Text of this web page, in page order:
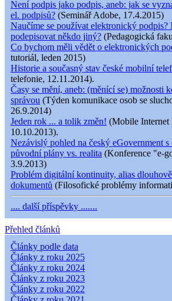
Není podpis jako podpis, aneb: jak se
el. podpisů? (Seminář Adobe, 17.4.2015)
Naučíme se používat elektronický podpis?
podepisovat někdo jiný? (Pedagogická
Co bychom měli vědět o elektronických
tutoriál, leden 2015)
Historie a současný stav české mobilní
telefonie, 12.11.2014).
Časy se mění, aneb: (měnící se) možnosti
správou (Týden komunikace osob se
26.9.2014)
Jeden rok ... a tolik změn! (Mobile Internet
10.10.2013).
Nezávislý pohled na český eGovernment s
původní plány vs. realita (Konference "e-
3.9.2013)
Problém digitální kontinuity, alias
dokumentů (Filosofické problémy
.... další příspěvky .......
Přehled článků
Články podle data
Články z roku 2025
Články z roku 2024
Články z roku 2023
Články z roku 2022